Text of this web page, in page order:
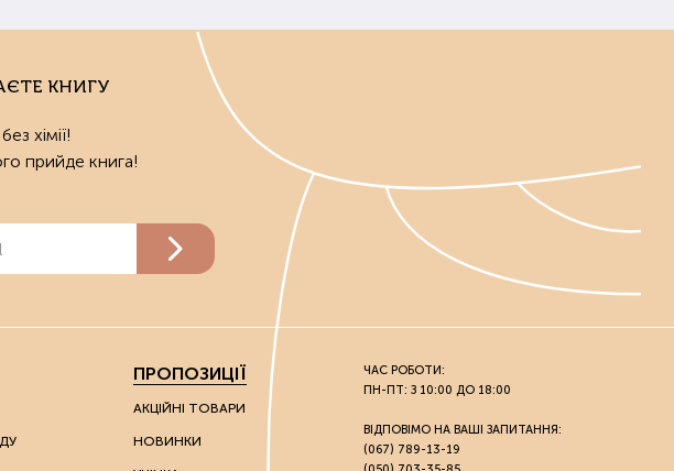
КНИГУ
хімії!
прийде книга!
ПРОПОЗИЦІЇ
АКЦІЙНІ ТОВАРИ
НОВИНКИ
ЧАС РОБОТИ:
ПН-ПТ: З 10:00 ДО 18:00
ВІДПОВІМО НА ВАШІ ЗАПИТАННЯ:
(067) 789-13-19